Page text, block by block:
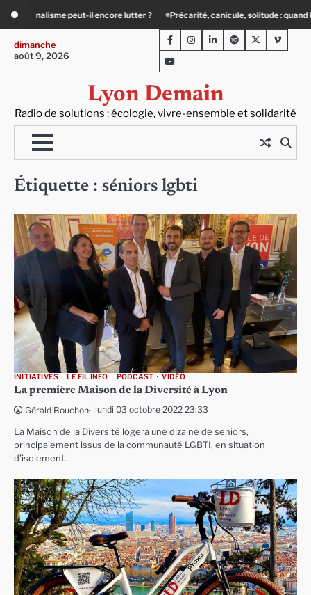
content
lutter ? Précarité, canicule, solitude : quand le lien social devient
dimanche
août 9, 2026
Lyon Demain
Radio de solutions : écologie, vivre-ensemble et solidarité
FacebookInstagram
LinkedInSpotifyTwitterViméo
Youtube
Étiquette : séniors lgbti
INITIATIVES LE FIL INFO PODCAST VIDÉO
La première Maison de la Diversité à Lyon
Gérald Bouchon lundi 03 octobre 2022 23:33
La Maison de la Diversité logera une dizaine de seniors,
principalement issus de la communauté LGBTI, en situation
d’isolement.